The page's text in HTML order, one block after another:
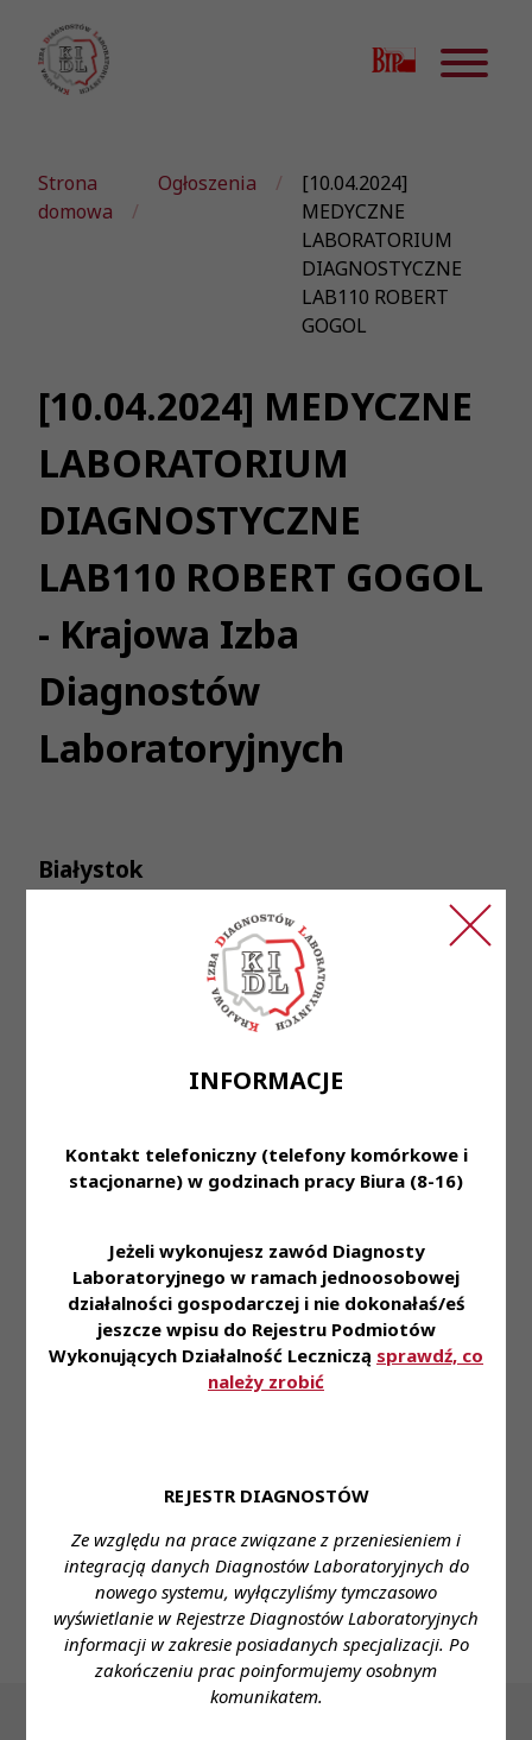
INFORMACJE
Kontakt telefoniczny (telefony komórkowe i
stacjonarne) w godzinach pracy Biura (8-16)
Jeżeli wykonujesz zawód Diagnosty
Laboratoryjnego w ramach jednoosobowej
działalności gospodarczej i nie dokonałaś/eś
jeszcze wpisu do Rejestru Podmiotów
Wykonujących Działalność Leczniczą sprawdź, co
należy zrobić
REJESTR DIAGNOSTÓW
Ze względu na prace związane z przeniesieniem i
integracją danych Diagnostów Laboratoryjnych do
nowego systemu, wyłączyliśmy tymczasowo
wyświetlanie w Rejestrze Diagnostów Laboratoryjnych
informacji w zakresie posiadanych specjalizacji. Po
zakończeniu prac poinformujemy osobnym
komunikatem.
Strona
domowa
Ogłoszenia
[10.04.2024]
MEDYCZNE
LABORATORIUM
DIAGNOSTYCZNE
LAB110 ROBERT
GOGOL
[10.04.2024] MEDYCZNE
LABORATORIUM
DIAGNOSTYCZNE
LAB110 ROBERT GOGOL
- Krajowa Izba
Diagnostów
Laboratoryjnych
Białystok
Nazwa podmiotu:MEDYCZNE LABORATORIUM
DIAGNOSTYCZNE LAB110 ROBERT GOGOL
Adres podmiotu:BIAŁYSTOK UL .H.
Treść ogłoszenia:
Miejsce zatrudnienia:BIAŁYSTOK UL.
Wymagane wykształcenie:WYŻSZE
Proponowane wynagrodzenie:od USTAWOWE
Forma zatrudnienia:PEŁEN ETAT
Dane do kontaktu:
Telefon:602592112e- mail:Robert.gogol@wp.pl